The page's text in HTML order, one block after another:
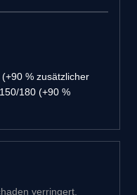
% zusätzlicher
180 (+90 %
verringert.